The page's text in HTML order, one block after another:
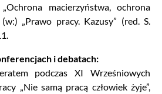
macierzyństwa, ochrona
(w:) „Prawo pracy. Kazusy” (red. S.
i debatach:
podczas XI Wrześniowych
„Nie samą pracą człowiek żyje”,